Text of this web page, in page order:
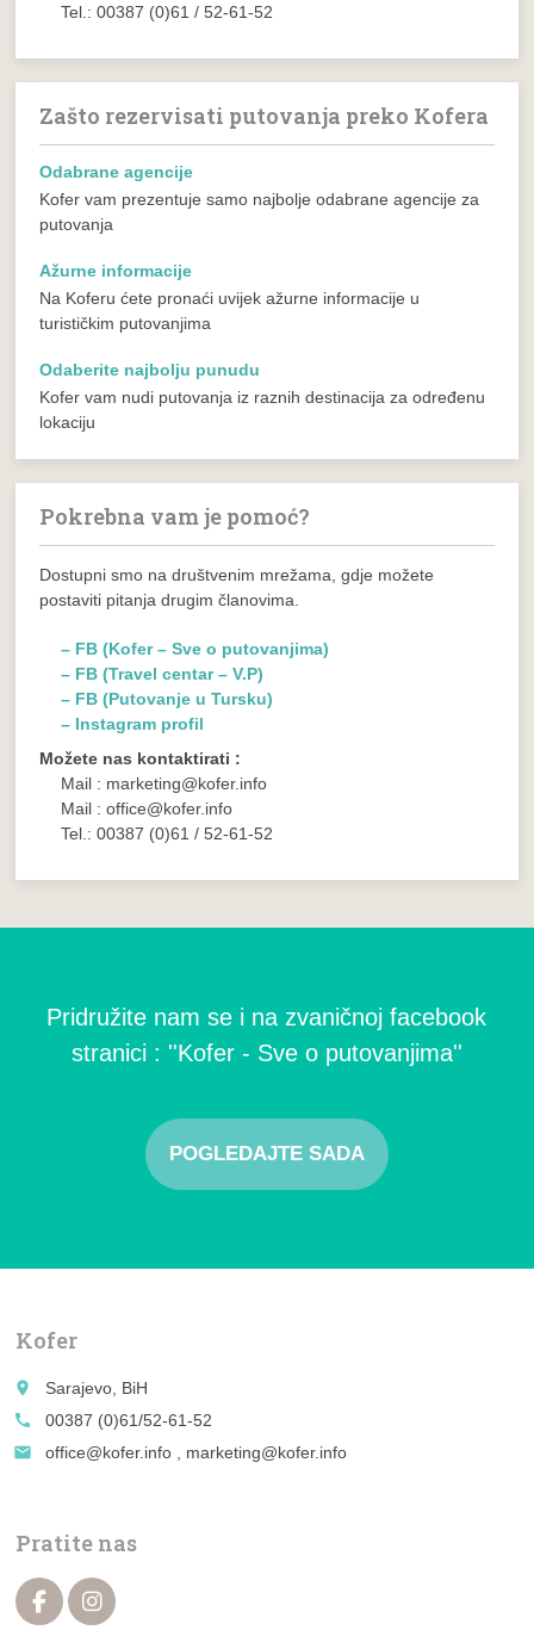
Tel.: 00387 (0)61 / 52-61-52
Zašto rezervisati putovanja preko Kofera
Odabrane agencije
Kofer vam prezentuje samo najbolje odabrane agencije za
putovanja
Ažurne informacije
Na Koferu ćete pronaći uvijek ažurne informacije u
turističkim putovanjima
Odaberite najbolju punudu
Kofer vam nudi putovanja iz raznih destinacija za određenu
lokaciju
Pokrebna vam je pomoć?
Dostupni smo na društvenim mrežama, gdje možete
postaviti pitanja drugim članovima.
– FB (Kofer – Sve o putovanjima)
– FB (Travel centar – V.P)
– FB (Putovanje u Tursku)
– Instagram profil
Možete nas kontaktirati :
Mail : marketing@kofer.info
Mail : office@kofer.info
Tel.: 00387 (0)61 / 52-61-52
Pridružite nam se i na zvaničnoj facebook
stranici : ''Kofer - Sve o putovanjima''
POGLEDAJTE SADA
Kofer
place
Sarajevo, BiH
call
00387 (0)61/52-61-52
email
office@kofer.info , marketing@kofer.info
Pratite nas